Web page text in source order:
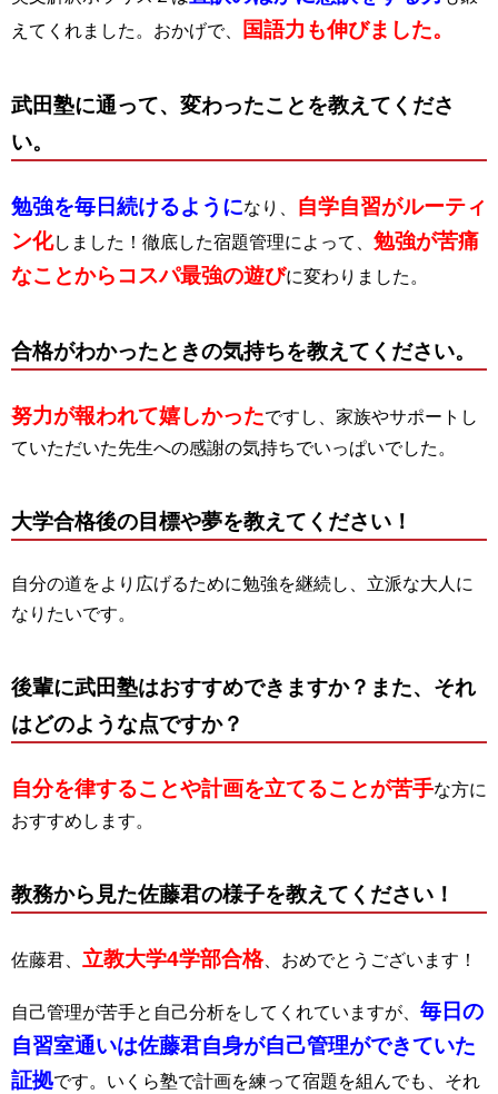
えてくれました。おかげで、
国語力も伸びました。
武田塾に通って、変わったことを教えてくださ
い。
勉強を毎日続けるようになり、
自学自習がルーティ
ン化しました！徹底した宿題管理によって、 勉強が苦痛
なことからコスパ最強の遊びに変わりました。
合格がわかったときの気持ちを教えてください。
努力が報われて嬉しかったですし、家族やサポートし
ていただいた先生への感謝の気持ちでいっぱいでした。
大学合格後の目標や夢を教えてください！
自分の道をより広げるために勉強を継続し、立派な大人に
なりたいです。
後輩に武田塾はおすすめできますか？また、それ
はどのような点ですか？
自分を律することや計画を立てることが苦手な方に
おすすめします。
教務から見た佐藤君の様子を教えてください！
佐藤君、 立教大学4学部合格、おめでとうございます！
自己管理が苦手と自己分析をしてくれていますが、 毎日の
自習室通いは佐藤君自身が自己管理ができていた
証拠です。いくら塾で計画を練って宿題を組んでも、それ